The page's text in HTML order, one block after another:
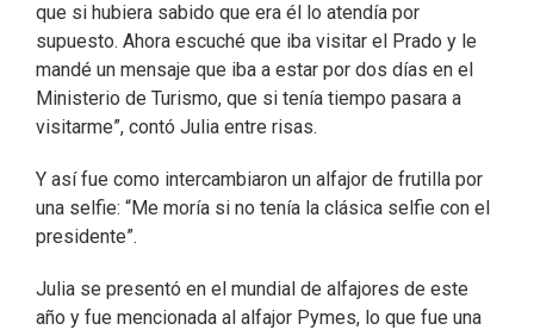
que si hubiera sabido que era él lo atendía por
supuesto. Ahora escuché que iba visitar el Prado y le
mandé un mensaje que iba a estar por dos días en el
Ministerio de Turismo, que si tenía tiempo pasara a
visitarme”, contó Julia entre risas.
Y así fue como intercambiaron un alfajor de frutilla por
una selfie: “Me moría si no tenía la clásica selfie con el
presidente”.
Julia se presentó en el mundial de alfajores de este
año y fue mencionada al alfajor Pymes, lo que fue una